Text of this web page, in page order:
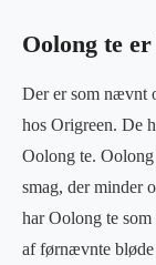
Oolong te
Der er som nævnt
hos Origreen. De
Oolong te.
smag, der minder
har Oolong te
af førnævnte bløde